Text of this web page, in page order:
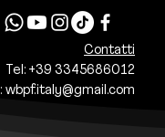
Contatti
Tel: +39 3345686012
wbpf.italy@gmail.com